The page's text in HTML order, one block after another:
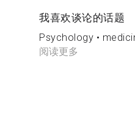
我喜欢谈论的话题
Psychology •
阅读更多